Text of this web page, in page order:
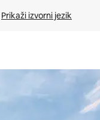
Prikaži izvorni jezik